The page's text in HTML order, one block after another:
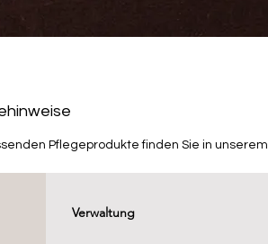
Pflegeprodukte finden Sie in unserem
Verwaltung